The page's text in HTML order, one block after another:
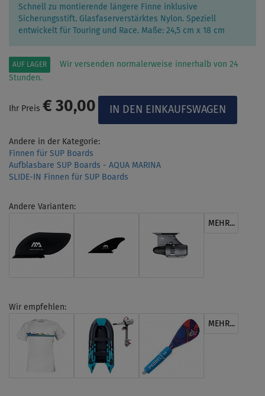
Schnell zu montierende längere Finne inklusive
Sicherungsstift. Glasfaserverstärktes Nylon. Speziell
entwickelt für Touring und Race. Maße: 24,5 cm x 18 cm
AUF LAGER
Wir versenden normalerweise innerhalb von 24
Stunden.
Ihr Preis € 30,00
Andere in der Kategorie:
Finnen für SUP Boards
Aufblasbare SUP Boards - AQUA MARINA
SLIDE-IN Finnen für SUP Boards
Andere Varianten:
MEHR...
Wir empfehlen:
MEHR...